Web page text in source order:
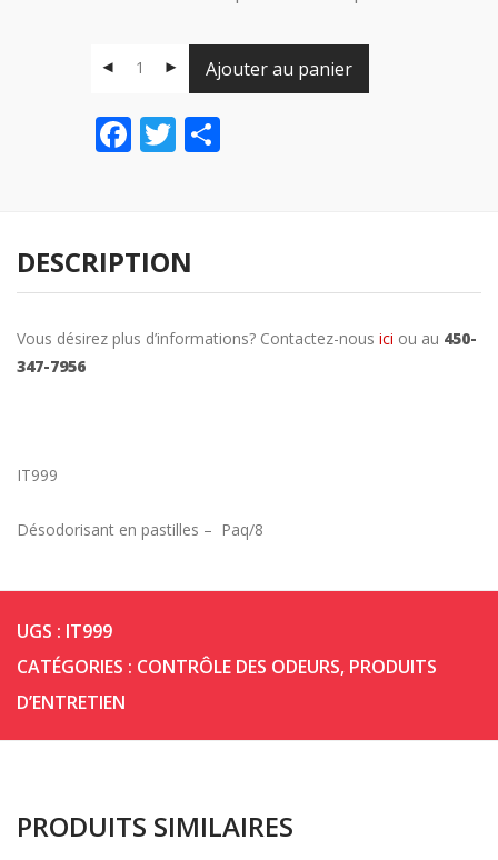
Ajouter au panier
Facebook
Twitter
Share
DESCRIPTION
Vous désirez plus d’informations? Contactez-nous ici ou au 450-
347-7956
IT999
Désodorisant en pastilles – Paq/8
UGS : IT999
CATÉGORIES : CONTRÔLE DES ODEURS, PRODUITS
D’ENTRETIEN
PRODUITS SIMILAIRES